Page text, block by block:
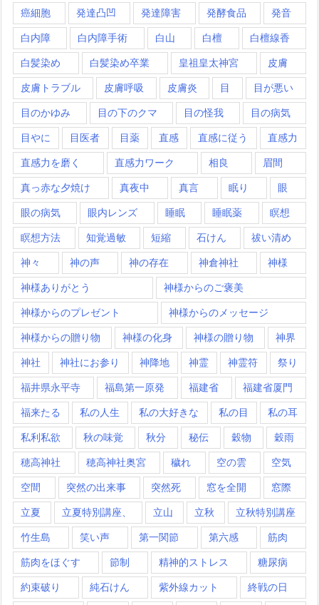
癌細胞 発達凸凹 発達障害 発酵食品 発音
白内障 白内障手術 白山 白檀 白檀線香
白髪染め 白髪染め卒業 皇祖皇太神宮 皮膚
皮膚トラブル 皮膚呼吸 皮膚炎 目 目が悪い
目のかゆみ 目の下のクマ 目の怪我 目の病気
目やに 目医者 目薬 直感 直感に従う 直感力
直感力を磨く 直感力ワーク 相良 眉間
真っ赤な夕焼け 真夜中 真言 眠り 眼
眼の病気 眼内レンズ 睡眠 睡眠薬 瞑想
瞑想方法 知覚過敏 短縮 石けん 祓い清め
神々 神の声 神の存在 神倉神社 神様
神様ありがとう 神様からのご褒美
神様からのプレゼント 神様からのメッセージ
神様からの贈り物 神様の化身 神様の贈り物 神界
神社 神社にお参り 神降地 神霊 神霊符 祭り
福井県永平寺 福島第一原発 福建省 福建省厦門
福来たる 私の人生 私の大好きな 私の目 私の耳
私利私欲 秋の味覚 秋分 秘伝 穀物 穀雨
穂高神社 穂高神社奥宮 穢れ 空の雲 空気
空間 突然の出来事 突然死 窓を全開 窓際
立夏 立夏特別講座、 立山 立秋 立秋特別講座
竹生島 笑い声 第一関節 第六感 筋肉
筋肉をほぐす 節制 精神的ストレス 糖尿病
約束破り 純石けん 紫外線カット 終戦の日